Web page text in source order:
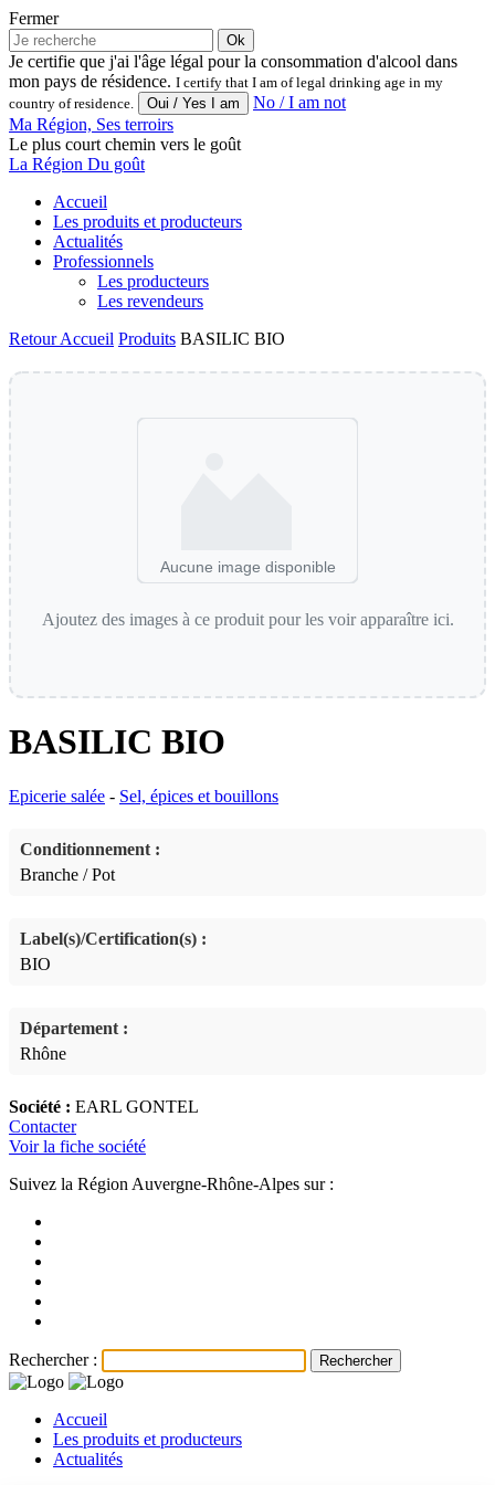
Fermer
Ok
Je certifie que j'ai l'âge légal pour la consommation d'alcool dans
mon pays de résidence. I certify that I am of legal drinking age in my
country of residence.
No / I am not
Ma Région, Ses terroirs
Le plus court chemin vers le goût
La Région Du goût
Accueil
Les produits et producteurs
Actualités
Professionnels
Les producteurs
Les revendeurs
RetourAccueil Produits BASILIC BIO
Aucune image disponible
Ajoutez des images à ce produit pour les voir apparaître ici.
BASILIC BIO
Epicerie salée - Sel, épices et bouillons
Conditionnement :
Branche / Pot
Label(s)/Certification(s) :
BIO
Département :
Rhône
Société : EARL GONTEL
Contacter
Voir la fiche société
Suivez la Région Auvergne-Rhône-Alpes sur :
Rechercher :
Accueil
Les produits et producteurs
Actualités